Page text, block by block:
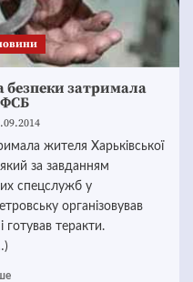
безпеки затримала
ФСБ
жителя Харьківської
за завданням
спецслужб у
організовував
готував теракти.